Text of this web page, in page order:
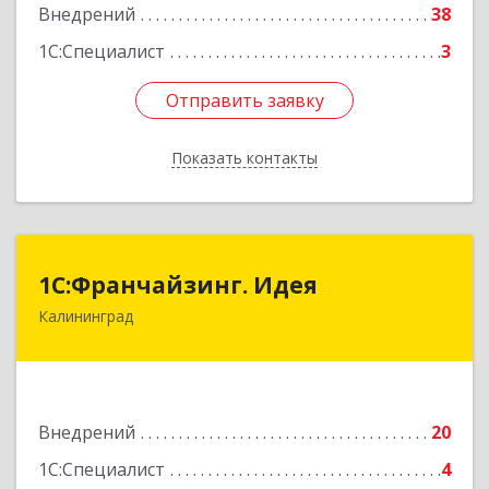
Внедрений
38
1С:Специалист
3
Отправить заявку
Показать контакты
Отправить заявку
Назад
1С:Франчайзинг. Идея
Калининград
Внедрений
20
1С:Специалист
4
1С:Франчайзинг. Идея
236039, Калининградская обл, Калининград г,